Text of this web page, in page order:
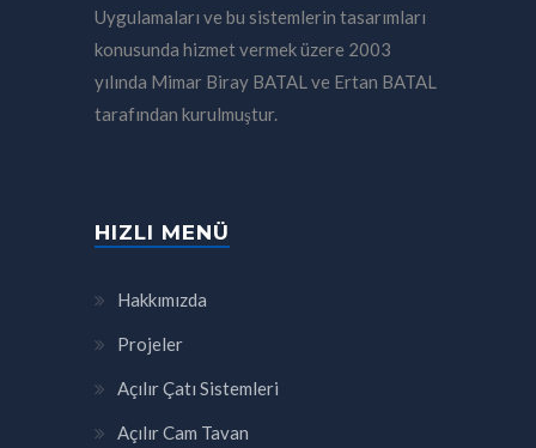
Uygulamaları ve bu sistemlerin tasarımları
konusunda hizmet vermek üzere 2003
yılında Mimar Biray BATAL ve Ertan BATAL
tarafından kurulmuştur.
HIZLI MENÜ
Hakkımızda
Projeler
Açılır Çatı Sistemleri
Açılır Cam Tavan